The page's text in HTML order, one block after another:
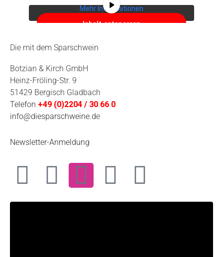
Mehr Informationen
Inhalt entsperren
Erforderlichen Service akzeptieren
Die mit dem Sparschwein
Botzian & Kirch GmbH
Heinz-Fröling-Str. 9
51429 Bergisch Gladbach
Telefon +49 (0)2204 / 30 66 0
info@diesparschweine.de
Newsletter-Anmeldung
F
a
Y
o
I
n
L
i
W
h